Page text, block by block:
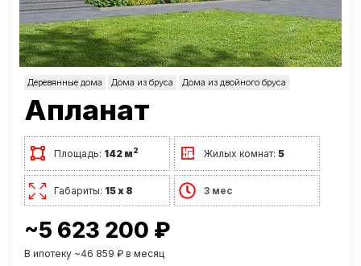
Деревянные дома Дома из бруса Дома из двойного бруса
Апланат
Площадь: 142 м2 Жилых комнат:5
Габариты: 15 х 8 3 мес
~5 623 200 ₽
В ипотеку ~46 859 ₽ в месяц